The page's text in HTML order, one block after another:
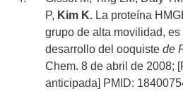
P, Kim K. La proteína
grupo de alta movilidad,
desarrollo del ooquiste de
Chem. 8 de abril de 2008;
anticipada] PMID: